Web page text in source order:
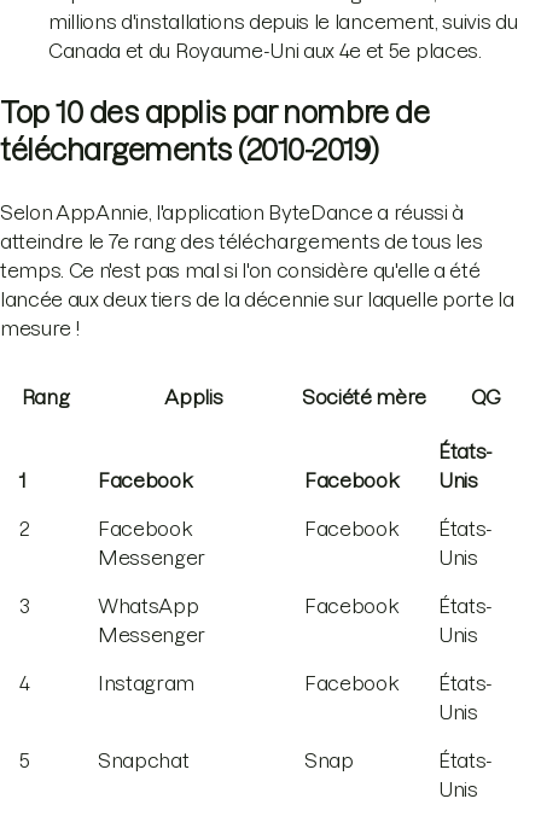
millions d'installations depuis le lancement, suivis du
Canada et du Royaume-Uni aux 4e et 5e places.
Top 10 des applis par nombre de
téléchargements (2010-2019)
Selon AppAnnie, l'application ByteDance a réussi à
atteindre le 7e rang des téléchargements de tous les
temps. Ce n'est pas mal si l'on considère qu'elle a été
lancée aux deux tiers de la décennie sur laquelle porte la
mesure !
Rang Applis Société mère QG
1 Facebook Facebook
États-
Unis
2
Facebook
Messenger
Facebook
États-
Unis
3
WhatsApp
Messenger
Facebook
États-
Unis
4 Instagram Facebook
États-
Unis
5 Snapchat Snap
États-
Unis